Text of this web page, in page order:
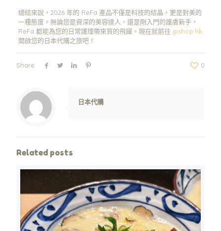
總結來說，2026 年的 ReFa 產品不僅是科技的結晶，更是對美的
一種態度。無論您是資深的美容達人，還是剛入門的護膚新手，
ReFa 都能為您的日常護理帶來質的飛躍。現在就前往 jpshop.hk
開啟您的日本代購之旅吧！
Share 0
Warning
/www/wwwroot/jpshop.hk/wp-content/themes/betheme/includes/content-single.php
on line
286
日本代購
Related posts